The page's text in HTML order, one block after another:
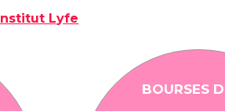
Lyfe
BOURSES